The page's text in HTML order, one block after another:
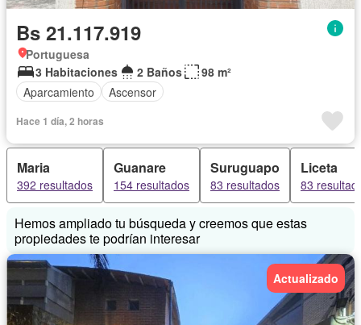
Bs 21.117.919
Portuguesa
3 Habitaciones
2 Baños
98 m²
Aparcamiento
Ascensor
Hace 1 día, 2 horas
Maria
392 resultados
Guanare
154 resultados
Suruguapo
83 resultados
Liceta
83
Hemos ampliado tu búsqueda y creemos que estas
propiedades te podrían interesar
Actualizado